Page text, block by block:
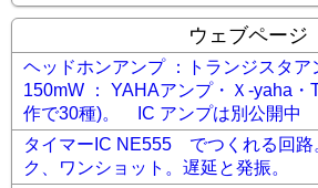
ウェブページ
ヘッドホンアンプ ：トランジスタア
150mW ： YAHAアンプ・Ｘ-yaha・
作で30種)。 IC アンプは別公開中
タイマーIC NE555 でつくれる回
ク、ワンショット。遅延と発振。